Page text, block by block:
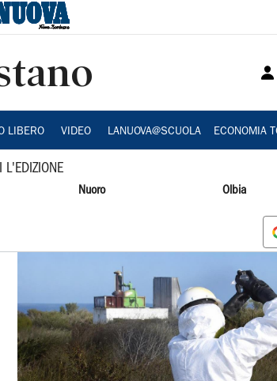
LIBERO VIDEO LANUOVA@SCUOLA ECONOMIA
L'EDIZIONE
Nuoro Olbia